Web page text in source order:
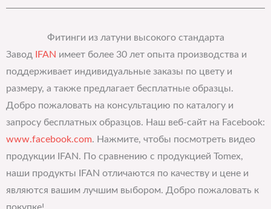
Фитинги из латуни высокого стандарта
Завод
IFAN имеет более 30 лет опыта производства и
поддерживает индивидуальные заказы по цвету и
размеру, а также предлагает бесплатные образцы.
Добро пожаловать на консультацию по каталогу и
запросу бесплатных образцов. Наш веб-сайт на Facebook:
www.facebook.com. Нажмите, чтобы посмотреть видео
продукции IFAN. По сравнению с продукцией Tomex,
наши продукты IFAN отличаются по качеству и цене и
являются вашим лучшим выбором. Добро пожаловать к